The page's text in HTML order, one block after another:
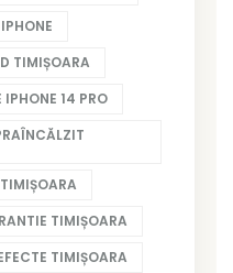
TIMIȘOARA
14 PRO
TIMIȘOARA
TIMIȘOARA